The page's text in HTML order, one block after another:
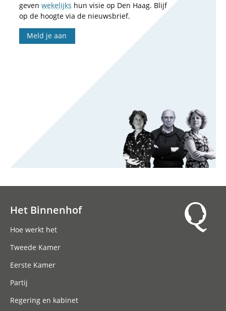
geven wekelijks hun visie op Den Haag. Blijf
op de hoogte via de nieuwsbrief.
Meld je aan
Het Binnenhof
Hoe werkt het
Tweede Kamer
Eerste Kamer
Partij
Regering en kabinet